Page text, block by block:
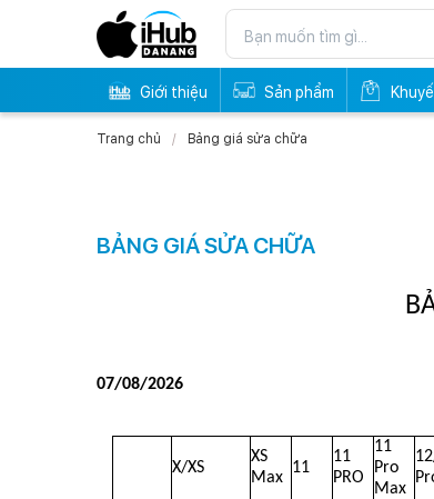
Giới thiệu Sản phẩm
Trang chủ Bảng giá sửa chữa
BẢNG GIÁ SỬA CHỮA
Bảng giá được
07/08/2026
X/XS
XS
Max
11
11
PRO
11
Pro
Max